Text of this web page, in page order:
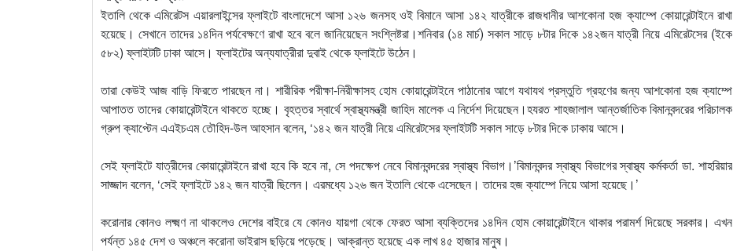
ইতালি থেকে এমিরেটস এয়ারলাইন্সের ফ্লাইটে বাংলাদেশে আসা ১২৬ জনসহ ওই বিমানে আসা ১৪২ যাত্রীকে রাজধানীর আশকোনা হজ ক্যাম্পে কোয়ারেন্টাইনে রাখা
হয়েছে। সেখানে তাদের ১৪দিন পর্যবেক্ষণে রাখা হবে বলে জানিয়েছেন সংশ্লিষ্টরা।শনিবার (১৪ মার্চ) সকাল সাড়ে ৮টার দিকে ১৪২জন যাত্রী নিয়ে এমিরেটসের (ইকে
৫৮২) ফ্লাইটটি ঢাকা আসে। ফ্লাইটের অন্যযাত্রীরা দুবাই থেকে ফ্লাইটে উঠেন।
তারা কেউই আজ বাড়ি ফিরতে পারছেন না। শারীরিক পরীক্ষা-নিরীক্ষাসহ হোম কোয়ারেন্টাইনে পাঠানোর আগে যথাযথ প্রস্তুতি গ্রহণের জন্য আশকোনা হজ ক্যাম্পে
আপাতত তাদের কোয়ারেন্টাইনে থাকতে হচ্ছে। বৃহত্তর স্বার্থে স্বাস্থ্যমন্ত্রী জাহিদ মালেক এ নির্দেশ দিয়েছেন।হযরত শাহজালাল আন্তর্জাতিক বিমানবন্দরের পরিচালক
গ্রুপ ক্যাপ্টেন এএইচএম তৌহিদ-উল আহসান বলেন, ‘১৪২ জন যাত্রী নিয়ে এমিরেটসের ফ্লাইটটি সকাল সাড়ে ৮টার দিকে ঢাকায় আসে।
সেই ফ্লাইটে যাত্রীদের কোয়ারেন্টাইনে রাখা হবে কি হবে না, সে পদক্ষেপ নেবে বিমানবন্দরের স্বাস্থ্য বিভাগ।’বিমানবন্দর স্বাস্থ্য বিভাগের স্বাস্থ্য কর্মকর্তা ডা. শাহরিয়ার
সাজ্জাদ বলেন, ‘সেই ফ্লাইটে ১৪২ জন যাত্রী ছিলেন। এরমধ্যে ১২৬ জন ইতালি থেকে এসেছেন। তাদের হজ ক্যাম্পে নিয়ে আসা হয়েছে।’
করোনার কোনও লক্ষ্মণ না থাকলেও দেশের বাইরে যে কোনও যায়গা থেকে ফেরত আসা ব্যক্তিদের ১৪দিন হোম কোয়ারেন্টাইনে থাকার পরামর্শ দিয়েছে সরকার। এখন
পর্যন্ত ১৪৫ দেশ ও অঞ্চলে করোনা ভাইরাস ছড়িয়ে পড়েছে। আক্রান্ত হয়েছে এক লাখ ৪৫ হাজার মানুষ।